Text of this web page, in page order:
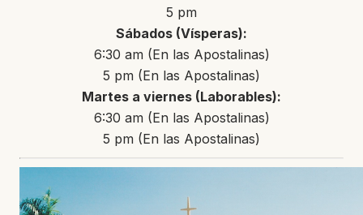
5 pm
Sábados (Vísperas):
6:30 am (En las Apostalinas)
5 pm (En las Apostalinas)
Martes a viernes (Laborables):
6:30 am (En las Apostalinas)
5 pm (En las Apostalinas)